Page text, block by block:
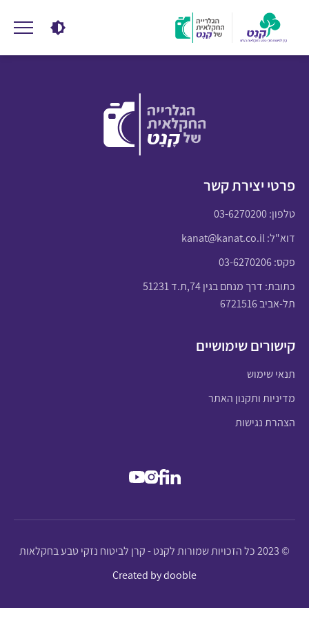
פרטי יצירת קשר
טלפון:03-6270200
דוא"ל:kanat@kanat.co.il
פקס: 03-6270206
כתובת: דרך מנחם בגין 74,ת.ד 51231
תל-אביב 6721516
קישורים שימושיים
תנאי שימוש
מדיניות ותקנון האתר
הצהרת נגישות
© 2023 כל הזכויות שמורות לקנט - קרן לביטוח נזקי טבע בחקלאות
Created by dooble